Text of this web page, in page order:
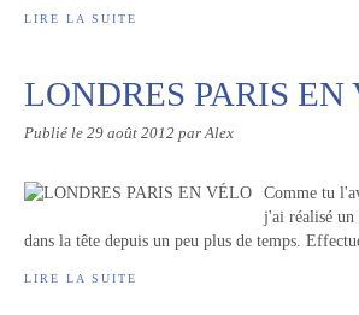
LIRE LA SUITE
LONDRES PARIS EN
Publié le 29 août 2012 par Alex
Comme tu
j'ai réalisé un
dans la tête depuis un peu plus de temps.
LIRE LA SUITE